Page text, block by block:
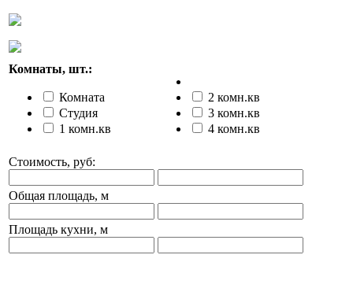
Комнаты, шт.:
Комната
Студия
1 комн.кв
2 комн.кв
3 комн.кв
4 комн.кв
Стоимость, руб:
Общая площадь, м
Площадь кухни, м